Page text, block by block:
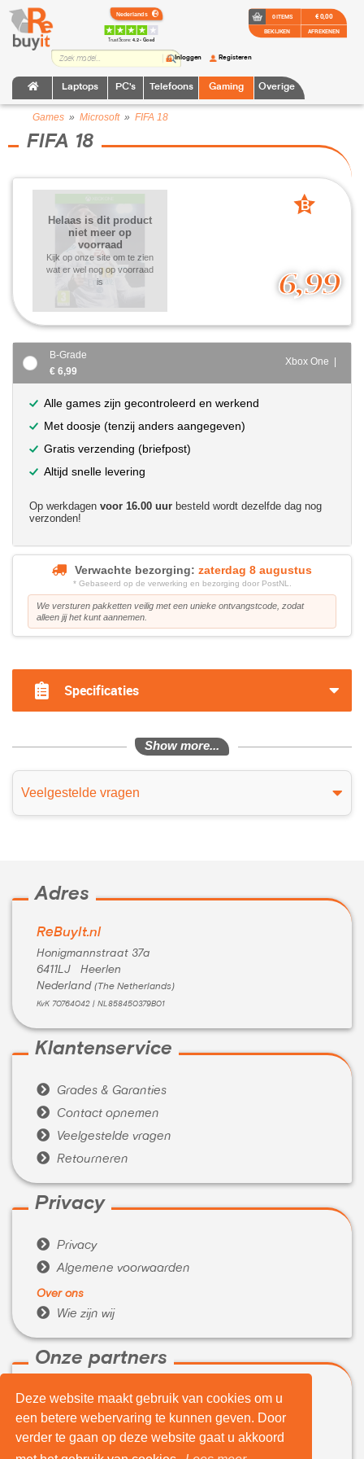
Deze website maakt gebruik van cookies om u
een betere webervaring te kunnen geven. Door
verder te gaan op deze website gaat u akkoord
TrustScore:4.2 • Goed
Laptops PC's Telefoons Gaming Overige
Inloggen Registeren
0 ITEMS
BEKIJKEN
€ 0,00
AFREKENEN
Games » Microsoft» FIFA 18
FIFA 18
6,99
Helaas is dit product
niet meer op
voorraad
Kijk op onze site om te zien
wat er wel nog op voorraad
is
B
B-Grade
€ 6,99
Xbox One |
Alle games zijn gecontroleerd en werkend
Met doosje (tenzij anders aangegeven)
Gratis verzending (briefpost)
Altijd snelle levering
Op werkdagen voor 16.00 uur besteld wordt dezelfde dag nog
verzonden!
Verwachte bezorging: zaterdag 8 augustus
* Gebaseerd op de verwerking en bezorging door PostNL.
We versturen pakketten veilig met een unieke ontvangstcode, zodat
alleen jij het kunt aannemen.
Specificaties
Show more...
Veelgestelde vragen
Adres
ReBuyIt.nl
Honigmannstraat 37a
6411LJ Heerlen
Nederland (The Netherlands)
KvK 70764042 | NL858450379B01
Klantenservice
 Grades & Garanties
 Contact opnemen
 Veelgestelde vragen
 Retourneren
Privacy
 Privacy
 Algemene voorwaarden
Over ons
 Wie zijn wij
Onze partners
 WeBuyIt.nl
 LaptopVerkopen.eu
Tijdelijk extra geld nodig?